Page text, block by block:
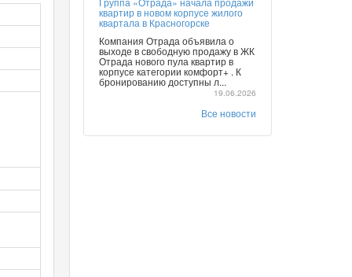
квартир в новом корпусе жилого
квартала в Красногорске
Компания Отрада объявила о
выходе в свободную продажу в ЖК
Отрада нового пула квартир в
корпусе категории комфорт+ . К
бронированию доступны л...
19.06.2026
Все новости